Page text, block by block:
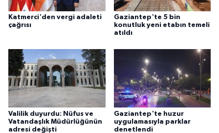
Katmerci'den vergi adaleti
çağrısı
Gaziantep'te 5 bin
konutluk yeni etabın temeli
atıldı
Valilik duyurdu: Nüfus ve
Vatandaşlık Müdürlüğünün
adresi değişti
Gaziantep'te huzur
uygulamasıyla parklar
denetlendi